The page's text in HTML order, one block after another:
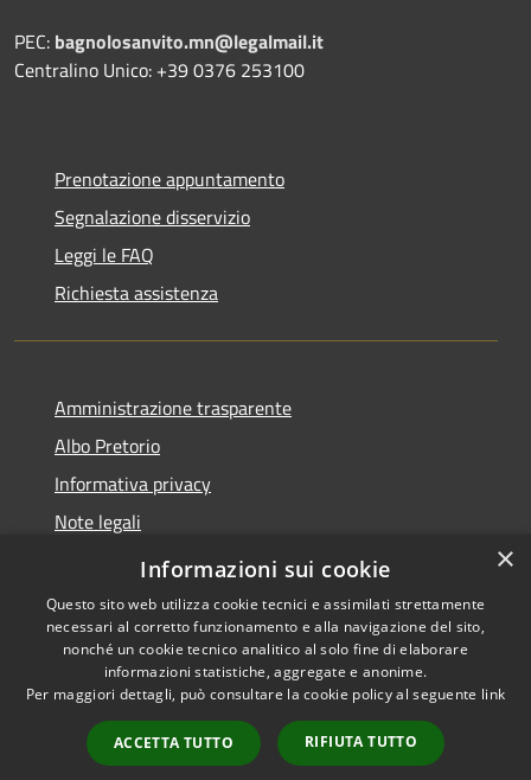
PEC: bagnolosanvito.mn@legalmail.it
Centralino Unico: +39 0376 253100
Prenotazione appuntamento
Segnalazione disservizio
Leggi le FAQ
Richiesta assistenza
Amministrazione trasparente
Albo Pretorio
Informativa privacy
Note legali
Dichiarazione di accessibilità
Accessibilità
Copyright © 2026 • Comune di
Bagnolo San Vito • Powered by
Municipium•
Accesso
redazione
×
Informazioni sui cookie
Questo sito web utilizza cookie tecnici e assimilati strettamente
necessari al corretto funzionamento e alla navigazione del sito,
nonché un cookie tecnico analitico al solo fine di elaborare
informazioni statistiche, aggregate e anonime.
Per maggiori dettagli, può consultare la cookie policy al seguente link
ACCETTA TUTTO RIFIUTA TUTTO